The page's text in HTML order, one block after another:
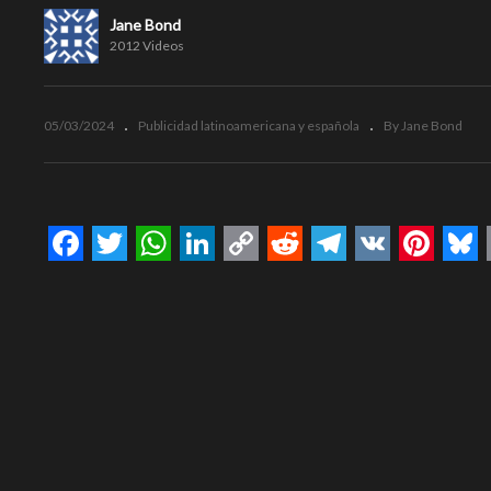
Jane Bond
2012 Videos
05/03/2024 Publicidad latinoamericana y española By Jane Bond